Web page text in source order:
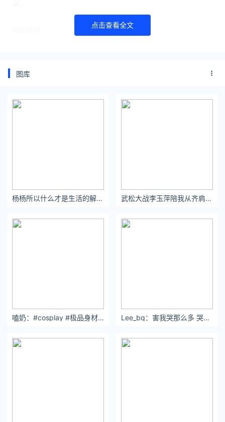
转载请注明出处
文中图片来源于网络，版权归原作者所有
法律法规检索大数据平台：https://www.itanlian.com/
让资讯触达的更精准有趣：https://www.0xu.cn/
点击查看全文
图库
杨杨所以什么才是生活的解药呢 武松大战李玉萍陪我从齐肩短发到腰间长发的是你
嗑奶：#cosplay #极品身材 #一种很新的cosplay Lee_bq：害我哭那么多 哭到纽约下大雨。#分享照片 #每一帧都是热爱#把citywalk拍出电影感